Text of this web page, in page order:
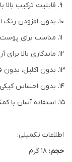
قابلیت ترکیب بالا
بدون افزودن رنگ
مناسب برای
ماندگاری بالا
بدون اکلیل،
بدون احساس کیکی
استفاده آسان با
اطلاعات تکمیلی:
حجم: